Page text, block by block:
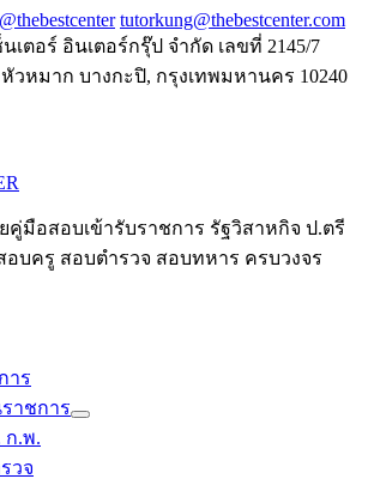
tutorkung@thebestcenter.com
เตอร์ อินเตอร์กรุ๊ป จำกัด เลขที่ 2145/7
วหมาก บางกะปิ, กรุงเทพมหานคร 10240
มือสอบเข้ารับราชการ รัฐวิสาหกิจ ป.ตรี
บครู สอบตำรวจ สอบทหาร ครบวงจร
าร
าชการ
ก.พ.
วจ